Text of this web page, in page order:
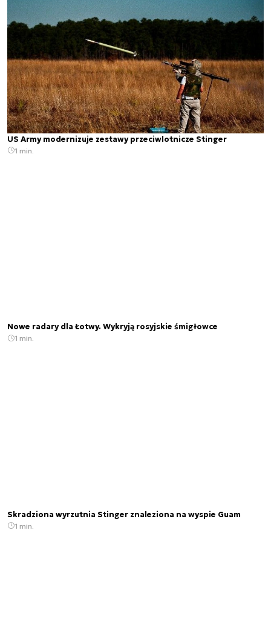
US Army modernizuje zestawy przeciwlotnicze Stinger
1 min.
Nowe radary dla Łotwy. Wykryją rosyjskie śmigłowce
1 min.
Skradziona wyrzutnia Stinger znaleziona na wyspie Guam
1 min.